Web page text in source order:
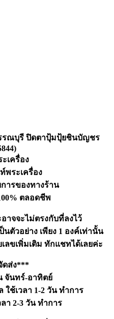
รณบุรี ปิดตาปุ้มปุ้ยชินบัญชร
เครื่อง
พระเครื่อง
ารของทางร้าน
ตลอดชีพ
าจจะไม่ตรงกับที่ลงไว้
นตัวอย่าง เพียง 1 องค์เท่านั้น
ลขเพิ่มเติม ทักแชทได้เลยค่ะ
ดส่ง***
จันทร์-อาทิตย์
ช้เวลา 1-2 วัน ทำการ
า 2-3 วัน ทำการ